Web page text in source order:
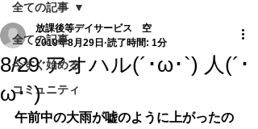
全ての記事
今すぐ始める
コミュニティ
全ての記事
8/29 アオハル(´･ω･`) 人(´･
ω･`)
放課後等デイサービス 空
2019年8月29日 読了時間: 1分
午前中の大雨が嘘のように上がったの